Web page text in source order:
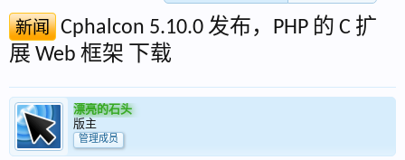
新闻
Cphalcon 5.10.0 发布，PHP 的 C 扩
展 Web 框架 下载
漂亮的石头
版主
管理成员